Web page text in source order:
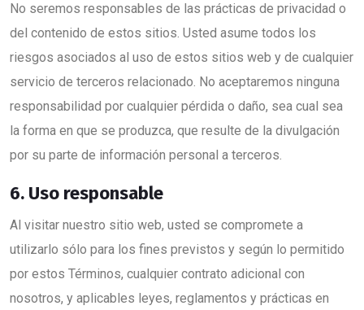
No seremos responsables de las prácticas de privacidad o
del contenido de estos sitios. Usted asume todos los
riesgos asociados al uso de estos sitios web y de cualquier
servicio de terceros relacionado. No aceptaremos ninguna
responsabilidad por cualquier pérdida o daño, sea cual sea
la forma en que se produzca, que resulte de la divulgación
por su parte de información personal a terceros.
6. Uso responsable
Al visitar nuestro sitio web, usted se compromete a
utilizarlo sólo para los fines previstos y según lo permitido
por estos Términos, cualquier contrato adicional con
nosotros, y aplicables leyes, reglamentos y prácticas en